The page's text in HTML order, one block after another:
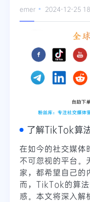
emer 2024-12-25
了解TikTok算
在如今的社交媒
不可忽视的平台。
家，都希望自己的
而，TikTok的算
惑。本文将深入